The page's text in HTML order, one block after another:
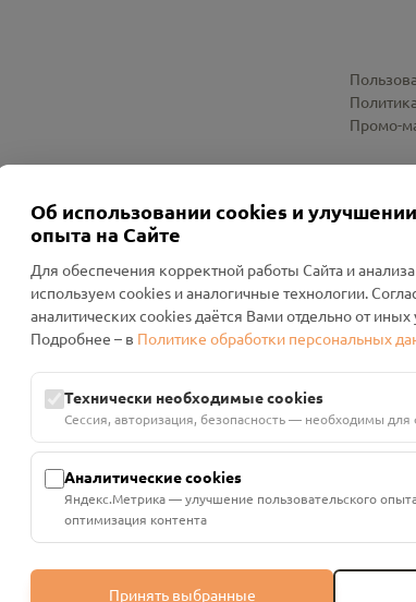
Промо-
«Смоленский Проект Помним»
область, р-н Руднянский, г. Рудня, улица Западная, д.
в АО "АЛЬФА-БАНК"
Об использовании cookies и
опыта на Сайте
Для обеспечения корректной работы Сайта и
используем cookies и аналогичные технологии.
аналитических cookies даётся Вами отдельно от
Подробнее – в Политике обработки персональных
Технически необходимые cookies
Сессия, авторизация, безопасность — необходимы для
Аналитические cookies
Яндекс.Метрика — улучшение пользовательского
оптимизация контента
Принять выбранные